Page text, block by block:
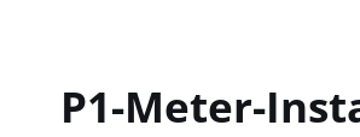
P1-Meter-